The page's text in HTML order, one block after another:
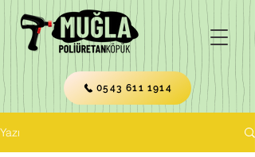
0543 611 1914
Yazı